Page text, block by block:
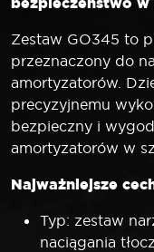
Zestaw GO345 to
przeznaczony do
amortyzatorów.
precyzyjnemu
bezpieczny i
amortyzatorów w
Najważniejsze
Typ: zestaw
naciągania